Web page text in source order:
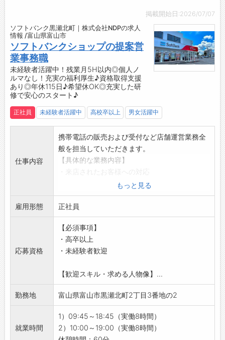
があり、丁寧に接客することで、お客様から
『こんなに親切に対応してもらえるなんて！』
と感動の声をいただくこともあり、とても嬉し
かったです。
また、先輩方も皆さん親切で優しく、知識や
スキルが豊富なので、尊敬しています。
いつか私も『この人についていきたい！』と
思ってもらえるようなスタッフになりたいで
す。」
コミュニケーションスキルが磨かれ、自分自身
・お客様から感謝の言葉をいただける瞬間は最
大の喜びです♪
【約2ヶ月間の充実した研修カリキュラム】
◆座学研修
・入社後14日間の座学研修で、ビジネスマナー
や接客スキル、各種サービスや機種のスペック
↓
◆OJT研修
・店舗配属後、入社して2ヶ月間はOJTにより
先輩がしっかりとサポートします♪
・分からないことがあればすぐに相談できる環
・先輩社員の8割以上が業界未経験からの入社
で、悩みにも共感しやすく、実体験を活かした
的確なアドバイスをしてくれます＾＾
◆社内研修
・店舗配属後も、全社員向けに定期的に開催さ
れる研修で、人間力を高める機会があります！
・「コミュニケーション能力研修」「チームワ
を交えながら、楽しくスキルアップできる内容
です♪
【ステップアップ】
ており、社員の成長をサポートします！
・個人の頑張りをしっかり評価し、店長や副店
掲載開始日:2026/07/07
ソフトバンク黒瀬北町｜株式会社NDPの求人
情報 /富山県富山市
ソフトバンクショップの提案営
業事務職
未経験者活躍中！残業月5H以内◎個人ノ
ルマなし！充実の福利厚生♪資格取得支援
あり◎年休115日♪希望休OK◎充実した研
修で安心のスタート♪
正社員 未経験者活躍中 高校卒以上 男女活躍中
仕事内容
携帯電話の販売および受付など店舗運営業務全
般を担当していただきます。
【具体的な業務内容】
・新サービス・プランのご案内
◎店舗配属後は、シンプルな業務からお任せし
ます！
【おすすめポイント】
◇未経験の方・ブランクがある方もOK！
・充実した研修とサポート体制で安心してスタ
ートできます◎
・みんなで協力しながら、目標達成を目指して
業務に取り組みます＾＾
◇携帯キャリアの乗り換え不要♪
使いいただけます！
◇残業は月平均5時間◎
もっと見る
雇用形態 正社員
応募資格
【必須事項】
・高卒以上
・未経験者歓迎
【歓迎スキル・求める人物像】...
勤務地 富山県富山市黒瀬北町2丁目3番地の2
就業時間
1）09:45～18:45（実働8時間）
2）10:00～19:00（実働8時間）